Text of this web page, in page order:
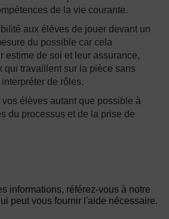
de la vie courante.
aux élèves de jouer devant un
du possible car cela
estime de soi et leur assurance,
qui travaillent sur la pièce sans
de rôles.
vos élèves autant que possible à
du processus et de la prise de
informations, référez-vous à notre
peut vous fournir l'aide nécessaire.